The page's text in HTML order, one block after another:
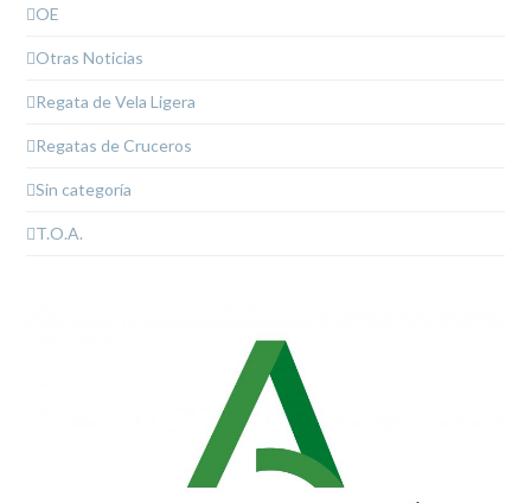
OE
Otras Noticias
Regata de Vela Ligera
Regatas de Cruceros
Sin categoría
T.O.A.